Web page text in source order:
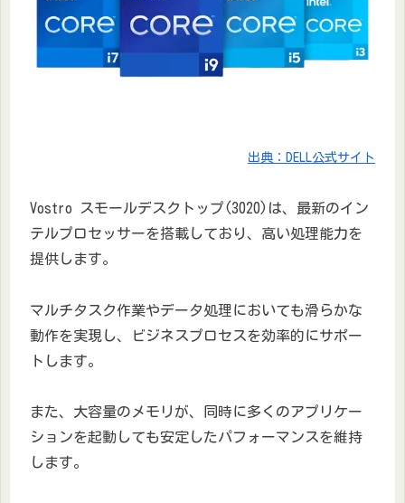
出典：DELL公式サイト
Vostro スモールデスクトップ(3020)は、最新のイン
テルプロセッサーを搭載しており、高い処理能力を
提供します。
マルチタスク作業やデータ処理においても滑らかな
動作を実現し、ビジネスプロセスを効率的にサポー
トします。
また、大容量のメモリが、同時に多くのアプリケー
ションを起動しても安定したパフォーマンスを維持
します。